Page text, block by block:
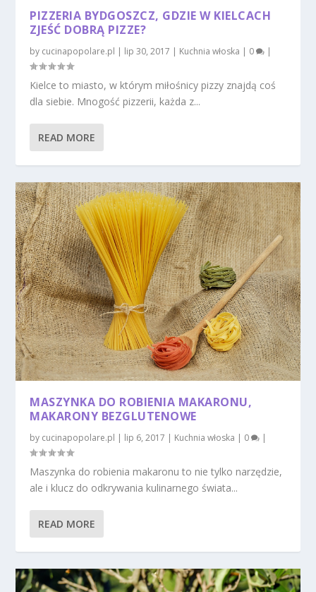
PIZZERIA BYDGOSZCZ, GDZIE W KIELCACH
ZJEŚĆ DOBRĄ PIZZE?
by cucinapopolare.pl | lip 30, 2017 | Kuchnia włoska | 0 |
Kielce to miasto, w którym miłośnicy pizzy znajdą coś
dla siebie. Mnogość pizzerii, każda z...
READ MORE
MASZYNKA DO ROBIENIA MAKARONU,
MAKARONY BEZGLUTENOWE
by cucinapopolare.pl | lip 6, 2017 | Kuchnia włoska | 0 |
Maszynka do robienia makaronu to nie tylko narzędzie,
ale i klucz do odkrywania kulinarnego świata...
READ MORE